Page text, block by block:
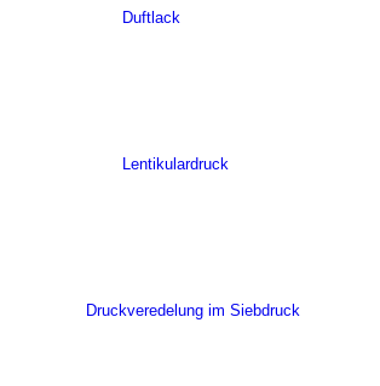
Duftlack
Lentikulardruck
Druckveredelung im Siebdruck